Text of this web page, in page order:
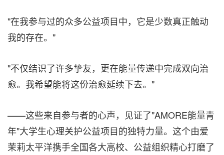
"在我参与过的众多公益项目中，它是少数真正触动
我的存在。"
"不仅结识了许多挚友，更在能量传递中完成双向治
愈。我希望能将这份治愈延续下去。"
——这些来自参与者的心声，见证了"AMORE能量青
年"大学生心理关护公益项目的独特力量。这个由爱
茉莉太平洋携手全国各大高校、公益组织精心打磨了